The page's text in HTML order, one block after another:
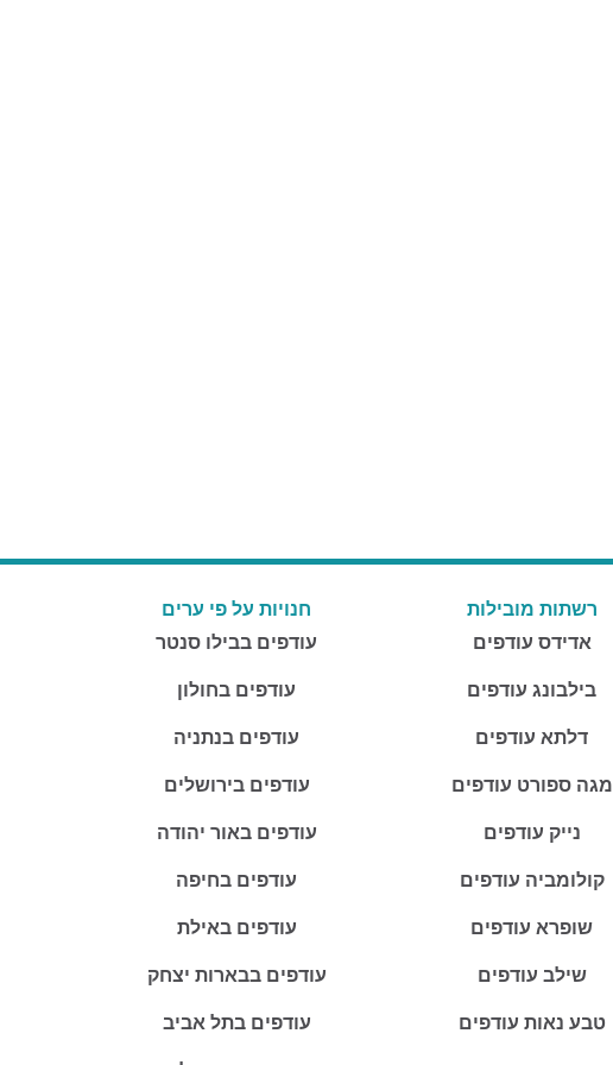
רשתות מובילות
אדידס עודפים
בילבונג עודפים
דלתא עודפים
מגה ספורט עודפים
נייק עודפים
קולומביה עודפים
שופרא עודפים
שילב עודפים
טבע נאות עודפים
חנויות על פי ערים
עודפים בבילו סנטר
עודפים בחולון
עודפים בנתניה
עודפים בירושלים
עודפים באור יהודה
עודפים בחיפה
עודפים באילת
עודפים בבארות יצחק
עודפים בתל אביב